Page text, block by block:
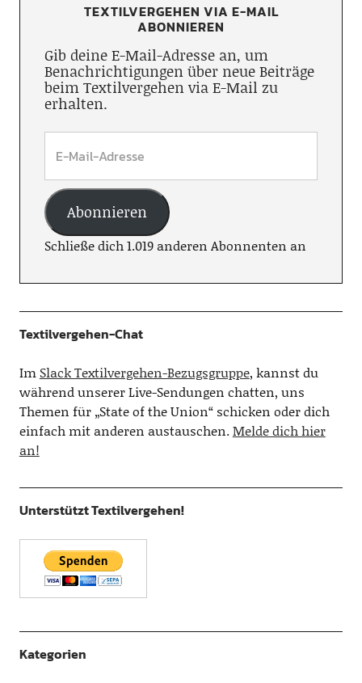
TEXTILVERGEHEN VIA E-MAIL
ABONNIEREN
Gib deine E-Mail-Adresse an, um
Benachrichtigungen über neue Beiträge
beim Textilvergehen via E-Mail zu
erhalten.
Abonnieren
Schließe dich 1.019 anderen Abonnenten an
Textilvergehen-Chat
Im Slack Textilvergehen-Bezugsgruppe, kannst du
während unserer Live-Sendungen chatten, uns
Themen für „State of the Union“ schicken oder dich
einfach mit anderen austauschen.Melde dich hier
an!
Unterstützt Textilvergehen!
Kategorien